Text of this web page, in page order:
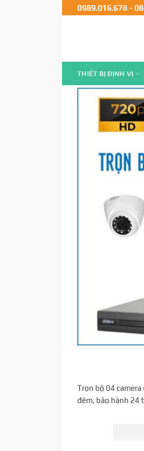
0989.016.678 -
THIẾT BỊ ĐỊNH VỊ
Trọn bộ 04
đêm, bảo hành 24